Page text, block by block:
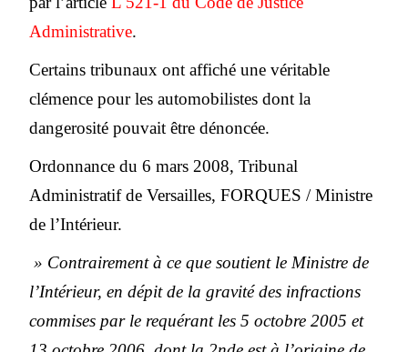
Administrative.
Certains tribunaux ont affiché une véritable
clémence pour les automobilistes dont la
dangerosité pouvait être dénoncée.
Ordonnance du 6 mars 2008, Tribunal
Administratif de Versailles, FORQUES / Ministre
de l’Intérieur.
» Contrairement à ce que soutient le Ministre de
l’Intérieur, en dépit de la gravité des infractions
commises par le requérant les 5 octobre 2005 et